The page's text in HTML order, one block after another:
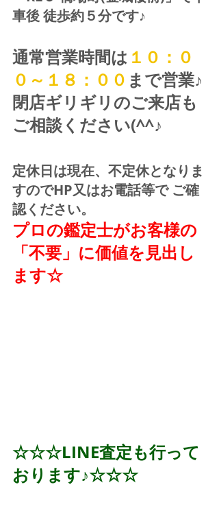
車後 徒歩約５分です♪
通常営業時間は １０：０
０～１８：００ まで営業♪
閉店ギリギリのご来店も
ご相談ください(^^♪
定休日は現在、不定休となりま
すのでHP又はお電話等で ご確
認ください。
プロの鑑定士がお客様の
「不要」に価値を見出し
ます☆
☆☆☆LINE査定も行って
おります♪☆☆☆